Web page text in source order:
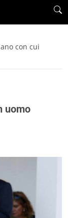
con cui
uomo